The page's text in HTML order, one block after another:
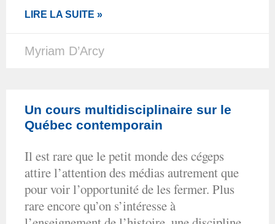
LIRE LA SUITE »
Myriam D’Arcy
Un cours multidisciplinaire sur le
Québec contemporain
Il est rare que le petit monde des cégeps
attire l’attention des médias autrement que
pour voir l’opportunité de les fermer. Plus
rare encore qu’on s’intéresse à